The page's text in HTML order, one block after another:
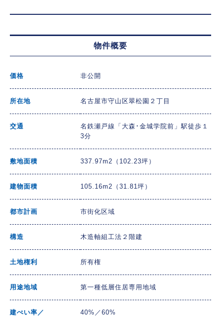
物件概要
価格 非公開
所在地 名古屋市守山区翠松園２丁目
交通
名鉄瀬戸線「大森･金城学院前」駅徒歩１
3分
敷地面積 337.97m2（102.23坪）
建物面積 105.16m2（31.81坪）
都市計画 市街化区域
構造 木造軸組工法２階建
土地権利 所有権
用途地域 第一種低層住居専用地域
建ぺい率／
40%／60%